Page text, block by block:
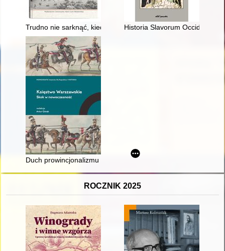
Trudno nie sarknąć, kiedy co boli, trudno nie narzekać, kiedy
Historia Slavorum Occidentis :
Duch prowincjonalizmu upadł na zawsze w tej konstytucji" :
ROCZNIK 2025